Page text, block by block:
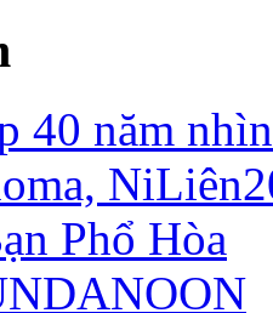
40 năm
Phổ Hòa